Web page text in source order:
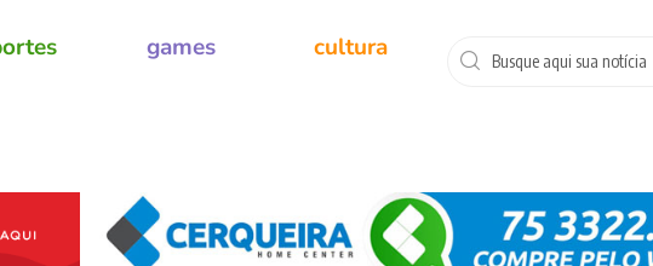
games cultura